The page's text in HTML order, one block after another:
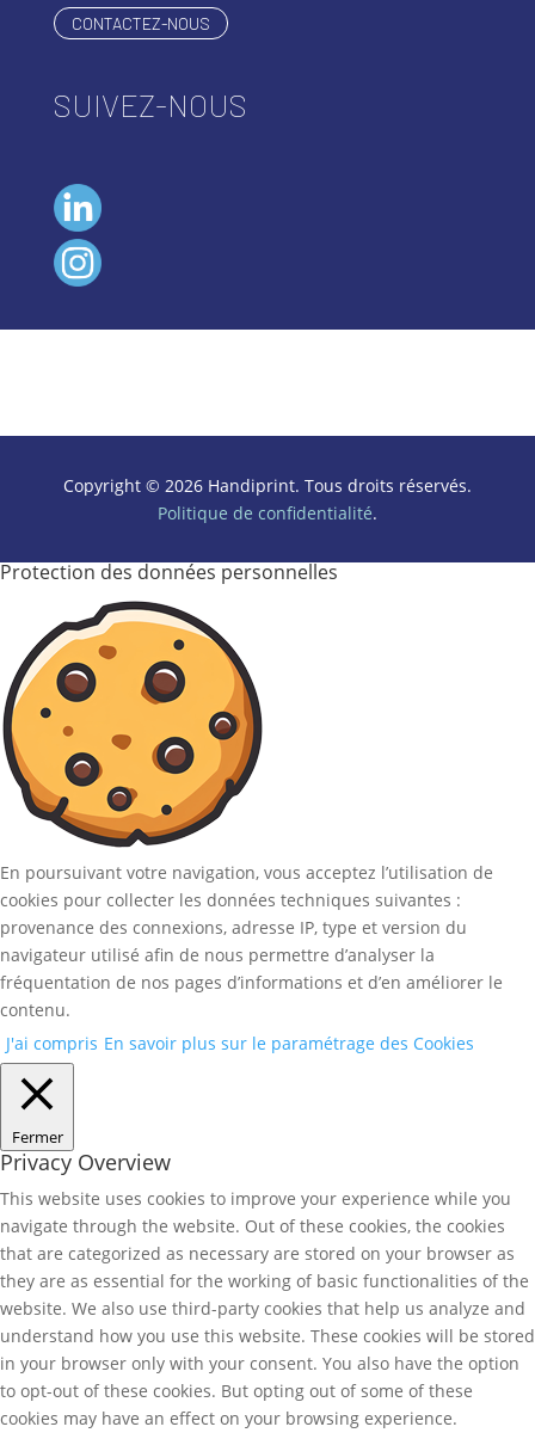
CONTACTEZ-NOUS
SUIVEZ-NOUS
Copyright © 2026 Handiprint. Tous droits réservés.
Politique de confidentialité.
Protection des données personnelles
En poursuivant votre navigation, vous acceptez l’utilisation de
cookies pour collecter les données techniques suivantes :
provenance des connexions, adresse IP, type et version du
navigateur utilisé afin de nous permettre d’analyser la
fréquentation de nos pages d’informations et d’en améliorer le
contenu.
J'ai compris En savoir plus sur le paramétrage des Cookies
Fermer
Privacy Overview
This website uses cookies to improve your experience while you
navigate through the website. Out of these cookies, the cookies
that are categorized as necessary are stored on your browser as
they are as essential for the working of basic functionalities of the
website. We also use third-party cookies that help us analyze and
understand how you use this website. These cookies will be stored
in your browser only with your consent. You also have the option
to opt-out of these cookies. But opting out of some of these
cookies may have an effect on your browsing experience.